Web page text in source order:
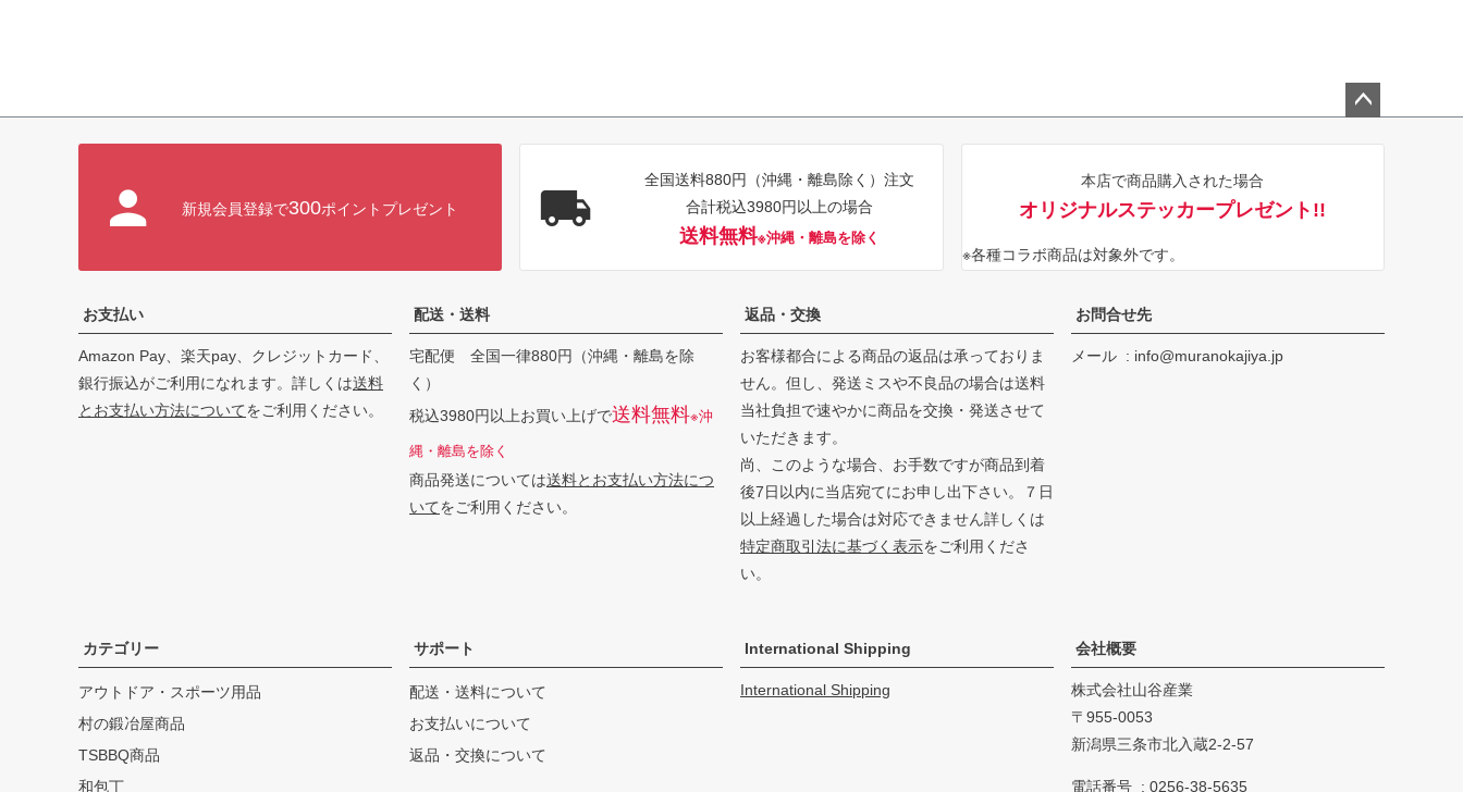
新規会員登録で300ポイントプレゼント
全国送料880円（沖縄・離島除く）注文
合計税込3980円以上の場合
送料無料※沖縄・離島を除く
本店で商品購入された場合
オリジナルステッカープレゼント!!
※各種コラボ商品は対象外です。
お支払い
Amazon Pay、楽天pay、クレジットカード、
銀行振込がご利用になれます。詳しくは送料
とお支払い方法についてをご利用ください。
配送・送料
宅配便 全国一律880円（沖縄・離島を除
く）
税込3980円以上お買い上げで送料無料※沖
縄・離島を除く
商品発送については送料とお支払い方法につ
いてをご利用ください。
返品・交換
お客様都合による商品の返品は承っておりま
せん。但し、発送ミスや不良品の場合は送料
当社負担で速やかに商品を交換・発送させて
いただきます。
尚、このような場合、お手数ですが商品到着
後7日以内に当店宛てにお申し出下さい。７日
以上経過した場合は対応できません詳しくは
特定商取引法に基づく表示をご利用くださ
い。
お問合せ先
メール info@muranokajiya.jp
カテゴリー
アウトドア・スポーツ用品
村の鍛冶屋商品
TSBBQ商品
和包丁
サポート
配送・送料について
お支払いについて
返品・交換について
International Shipping
International Shipping
会社概要
株式会社山谷産業
955-0053
新潟県三条市北入蔵2-2-57
電話番号 0256-38-5635